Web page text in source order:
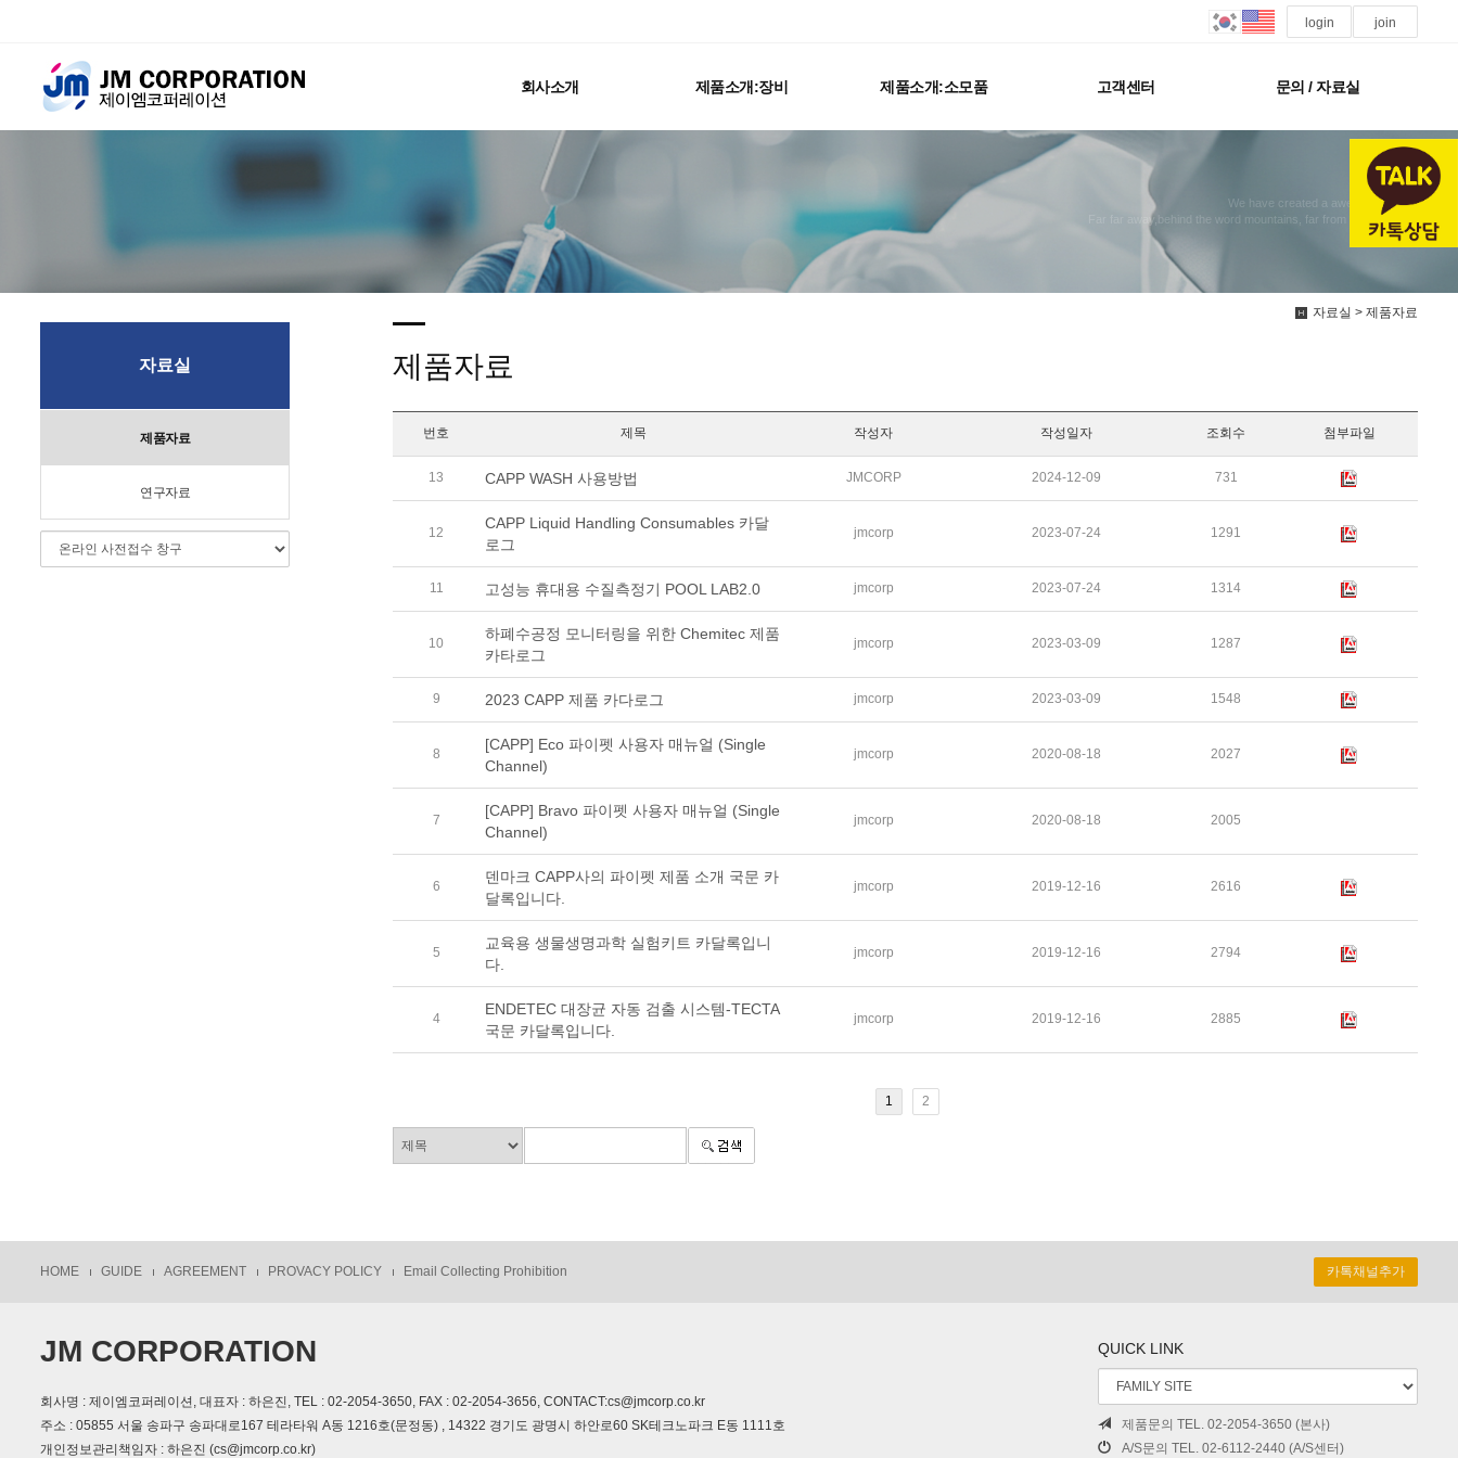
login join
회사소개 제품소개:장비 제품소개:소모품 고객센터 문의 / 자료실
We have created a awesome theme
Far far away,behind the word mountains, far from the countries
자료실 > 제품자료
자료실
제품자료
연구자료
제품자료
번호 제목 작성자 작성일자 조회수 첨부파일
13 CAPP WASH 사용방법 JMCORP 2024-12-09 731
12
CAPP Liquid Handling Consumables 카달
로그
jmcorp 2023-07-24 1291
11 고성능 휴대용 수질측정기 POOL LAB2.0 jmcorp 2023-07-24 1314
10
하폐수공정 모니터링을 위한 Chemitec 제품
카타로그
jmcorp 2023-03-09 1287
9 2023 CAPP 제품 카다로그 jmcorp 2023-03-09 1548
8
[CAPP] Eco 파이펫 사용자 매뉴얼 (Single
Channel)
jmcorp 2020-08-18 2027
7
[CAPP] Bravo 파이펫 사용자 매뉴얼 (Single
Channel)
jmcorp 2020-08-18 2005
6
덴마크 CAPP사의 파이펫 제품 소개 국문 카
달록입니다.
jmcorp 2019-12-16 2616
5
교육용 생물생명과학 실험키트 카달록입니
다.
jmcorp 2019-12-16 2794
4
ENDETEC 대장균 자동 검출 시스템-TECTA
국문 카달록입니다.
jmcorp 2019-12-16 2885
1 2
HOME GUIDE AGREEMENT PROVACY POLICY Email Collecting Prohibition 카톡채널추가
JM CORPORATION
회사명 : 제이엠코퍼레이션, 대표자 : 하은진, TEL : 02-2054-3650, FAX : 02-2054-3656, CONTACT:cs@jmcorp.co.kr
주소 : 05855 서울 송파구 송파대로167 테라타워 A동 1216호(문정동) , 14322 경기도 광명시 하안로60 SK테크노파크 E동 1111호
개인정보관리책임자 : 하은진 (cs@jmcorp.co.kr)
QUICK LINK
제품문의 TEL. 02-2054-3650 (본사)
A/S문의 TEL. 02-6112-2440 (A/S센터)